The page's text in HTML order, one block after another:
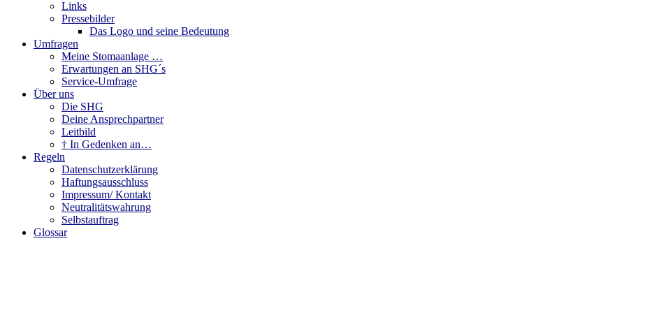
Links
Pressebilder
Das Logo und seine Bedeutung
Umfragen
Meine Stomaanlage …
Erwartungen an SHG´s
Service-Umfrage
Über uns
Die SHG
Deine Ansprechpartner
Leitbild
† In Gedenken an…
Regeln
Datenschutzerklärung
Haftungsausschluss
Impressum/ Kontakt
Neutralitätswahrung
Selbstauftrag
Glossar